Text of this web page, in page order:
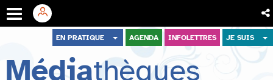
menu
contenu
recherche
EN PRATIQUE AGENDA INFOLETTRES JE SUIS
Médiathèques